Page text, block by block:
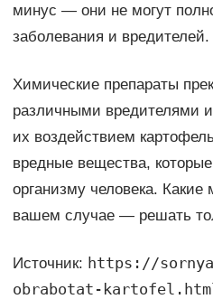
минус — они не могут
заболевания и вредителей.
Химические препараты
различными вредителями
их воздействием
вредные вещества,
организму человека.
вашем случае — решать
Источник: https://
obrabotat-